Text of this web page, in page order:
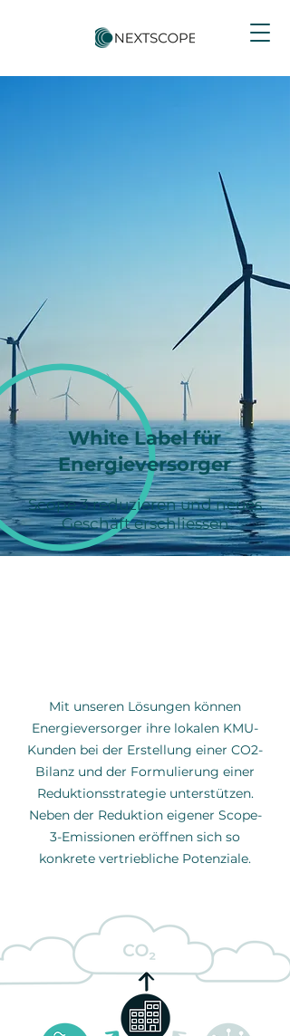
White Label für
Energieversorger
Scope 3 reduzieren und neues
Geschäft erschliessen
Mit unseren Lösungen können
Energieversorger ihre lokalen KMU-
Kunden bei der Erstellung einer CO2-
Bilanz und der Formulierung einer
Reduktionsstrategie unterstützen.
Neben der Reduktion eigener Scope-
3-Emissionen eröffnen sich so
konkrete vertriebliche Potenziale.